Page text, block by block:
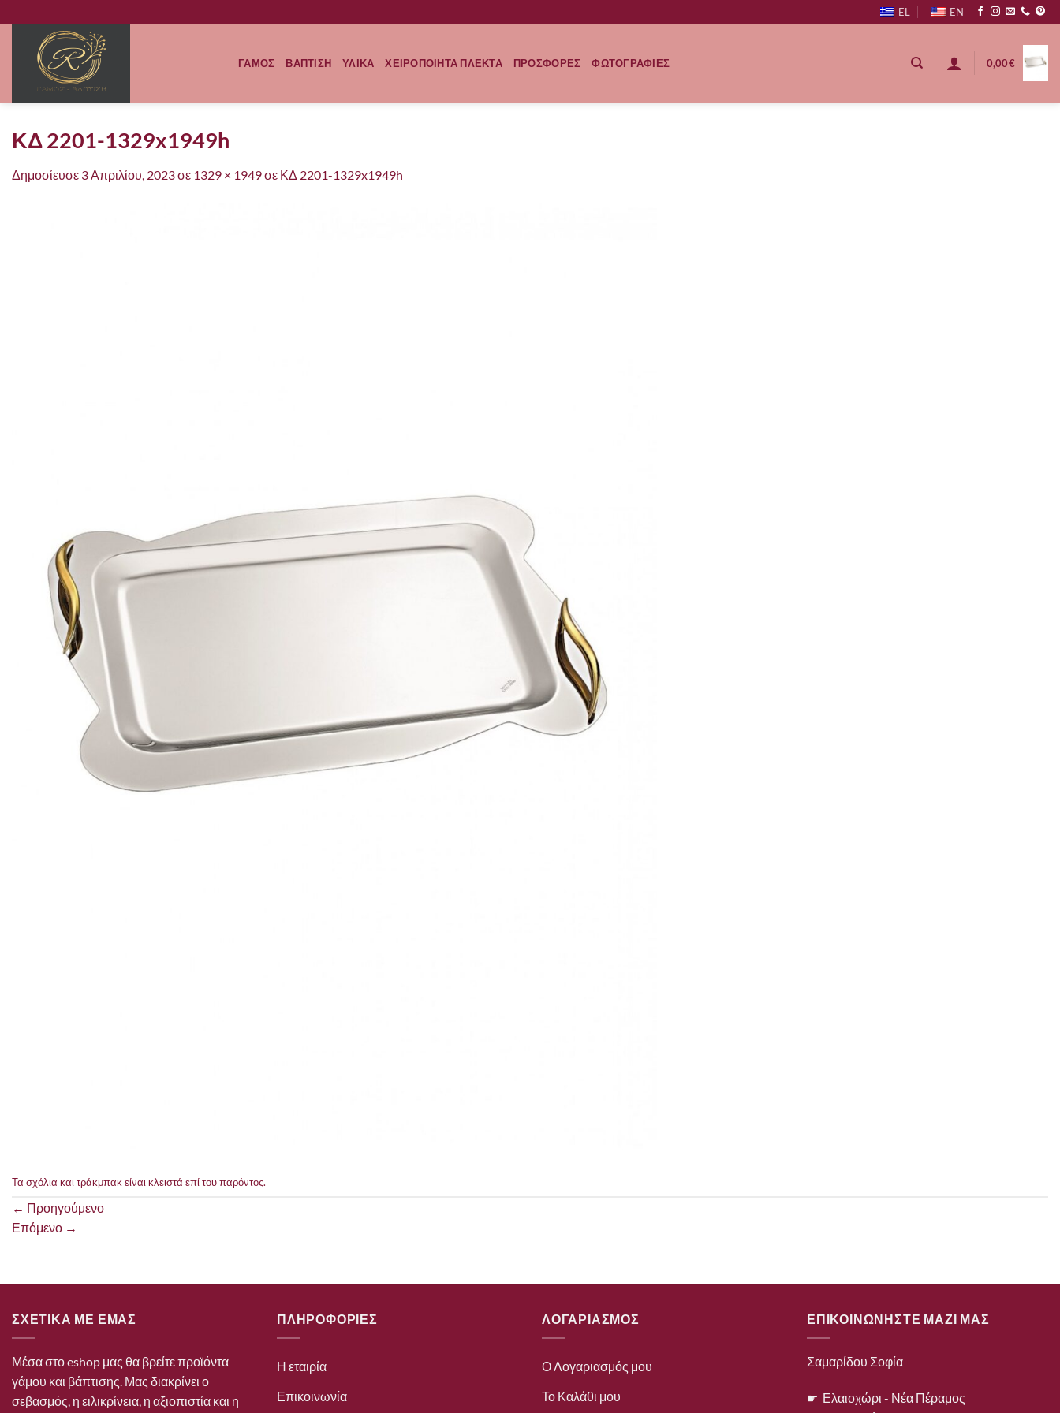
στο
περιεχόμενο
EL EN
ΓΑΜΟΣ ΒΑΠΤΙΣΗ ΥΛΙΚΑ ΧΕΙΡΟΠΟΙΗΤΑ ΠΛΕΚΤΑ ΠΡΟΣΦΟΡΕΣ ΦΩΤΟΓΡΑΦΙΕΣ 0,00€
ΚΔ 2201-1329x1949h
Δημοσίευσε 3 Απριλίου, 2023σε 1329 × 1949σε ΚΔ 2201-1329x1949h
Τα σχόλια και τράκμπακ είναι κλειστά επί του παρόντος.
← Προηγούμενο
Επόμενο →
ΣΧΕΤΙΚΑ ΜΕ ΕΜΑΣ
Μέσα στο eshop μας θα βρείτε προϊόντα
γάμου και βάπτισης. Μας διακρίνει ο
σεβασμός, η ειλικρίνεια, η αξιοπιστία και η
ΠΛΗΡΟΦΟΡΙΕΣ
Η εταιρία
Επικοινωνία
ΛΟΓΑΡΙΑΣΜΟΣ
Ο Λογαριασμός μου
Το Καλάθι μου
ΕΠΙΚΟΙΝΩΝΗΣΤΕ ΜΑΖΙ ΜΑΣ
Σαμαρίδου Σοφία
☛ Ελαιοχώρι - Νέα Πέραμος